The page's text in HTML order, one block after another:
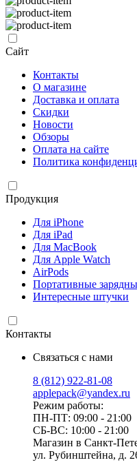
Сайт
Контакты
О магазине
Доставка и оплата
Скидки
Новости
Обзоры
Оплата на сайте
Политика
Продукция
Для iPhone
Для iPad
Для MacBook
Для Apple Watch
AirPods
Портативные
Интересные штучки
Контакты
Связаться с нами
8 (812) 922-81-08
applepack@yandex.ru
Режим работы:
ПН-ПТ: 09:00 - 21:00
СБ-ВС: 10:00 - 21:00
Магазин в Санкт-
ул. Рубинштейна, д.